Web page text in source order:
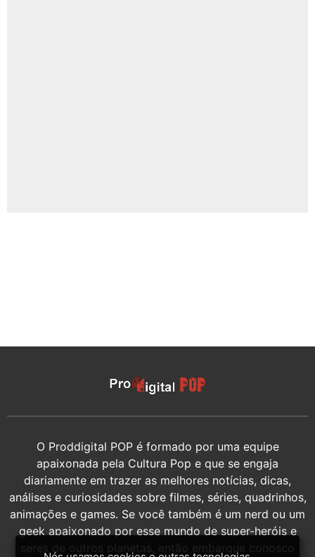
O Proddigital POP é formado por uma equipe
apaixonada pela Cultura Pop e que se engaja
diariamente em trazer as melhores notícias, dicas,
análises e curiosidades sobre filmes, séries, quadrinhos,
animações e games. Se você também é um nerd ou um
geek apaixonado por esse mundo de super-heróis e
seres de outros planetas, então embarque conosco